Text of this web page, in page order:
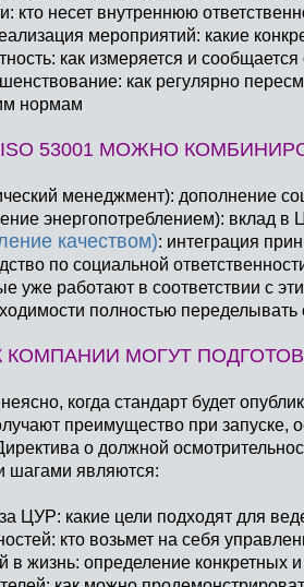
кто несет внутреннюю
мероприятий: какие
как измеряется и
как регулярно
нормам
ISO 53001 МОЖНО
менеджмент): дополнение
энергопотреблением): вклад в
качеством): интеграция
по социальной
уже работают в соответствии с
полностью
КОМПАНИИ МОГУТ
когда стандарт будет
преимущество при запуске,
о должной
шагами являются:
ЦУР: какие цели подходят для
кто возьмет на себя
в жизнь: определение конкретных